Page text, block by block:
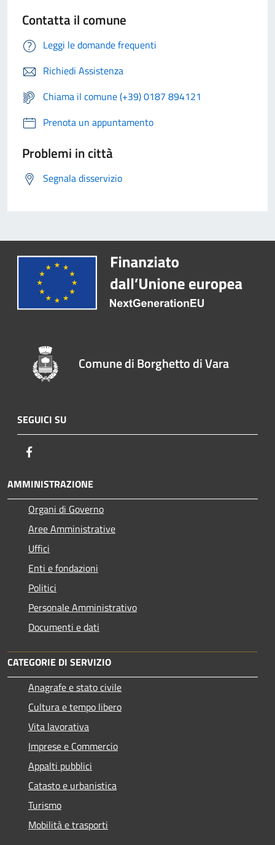
Contatta il comune
Leggi le domande frequenti
Richiedi Assistenza
Chiama il comune (+39) 0187 894121
Prenota un appuntamento
Problemi in città
Segnala disservizio
Comune di Borghetto di Vara
SEGUICI SU
AMMINISTRAZIONE
Organi di Governo
Aree Amministrative
Uffici
Enti e fondazioni
Politici
Personale Amministrativo
Documenti e dati
CATEGORIE DI SERVIZIO
Anagrafe e stato civile
Cultura e tempo libero
Vita lavorativa
Imprese e Commercio
Appalti pubblici
Catasto e urbanistica
Turismo
Mobilità e trasporti